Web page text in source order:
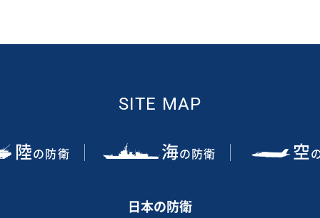
SITE MAP
陸の防衛 海の防衛 空
日本の防衛